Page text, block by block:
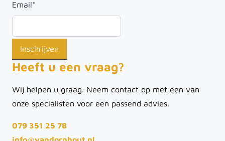
Email*
Heeft u een vraag?
Wij helpen u graag. Neem contact op met een van
onze specialisten voor een passend advies.
079 351 25 78